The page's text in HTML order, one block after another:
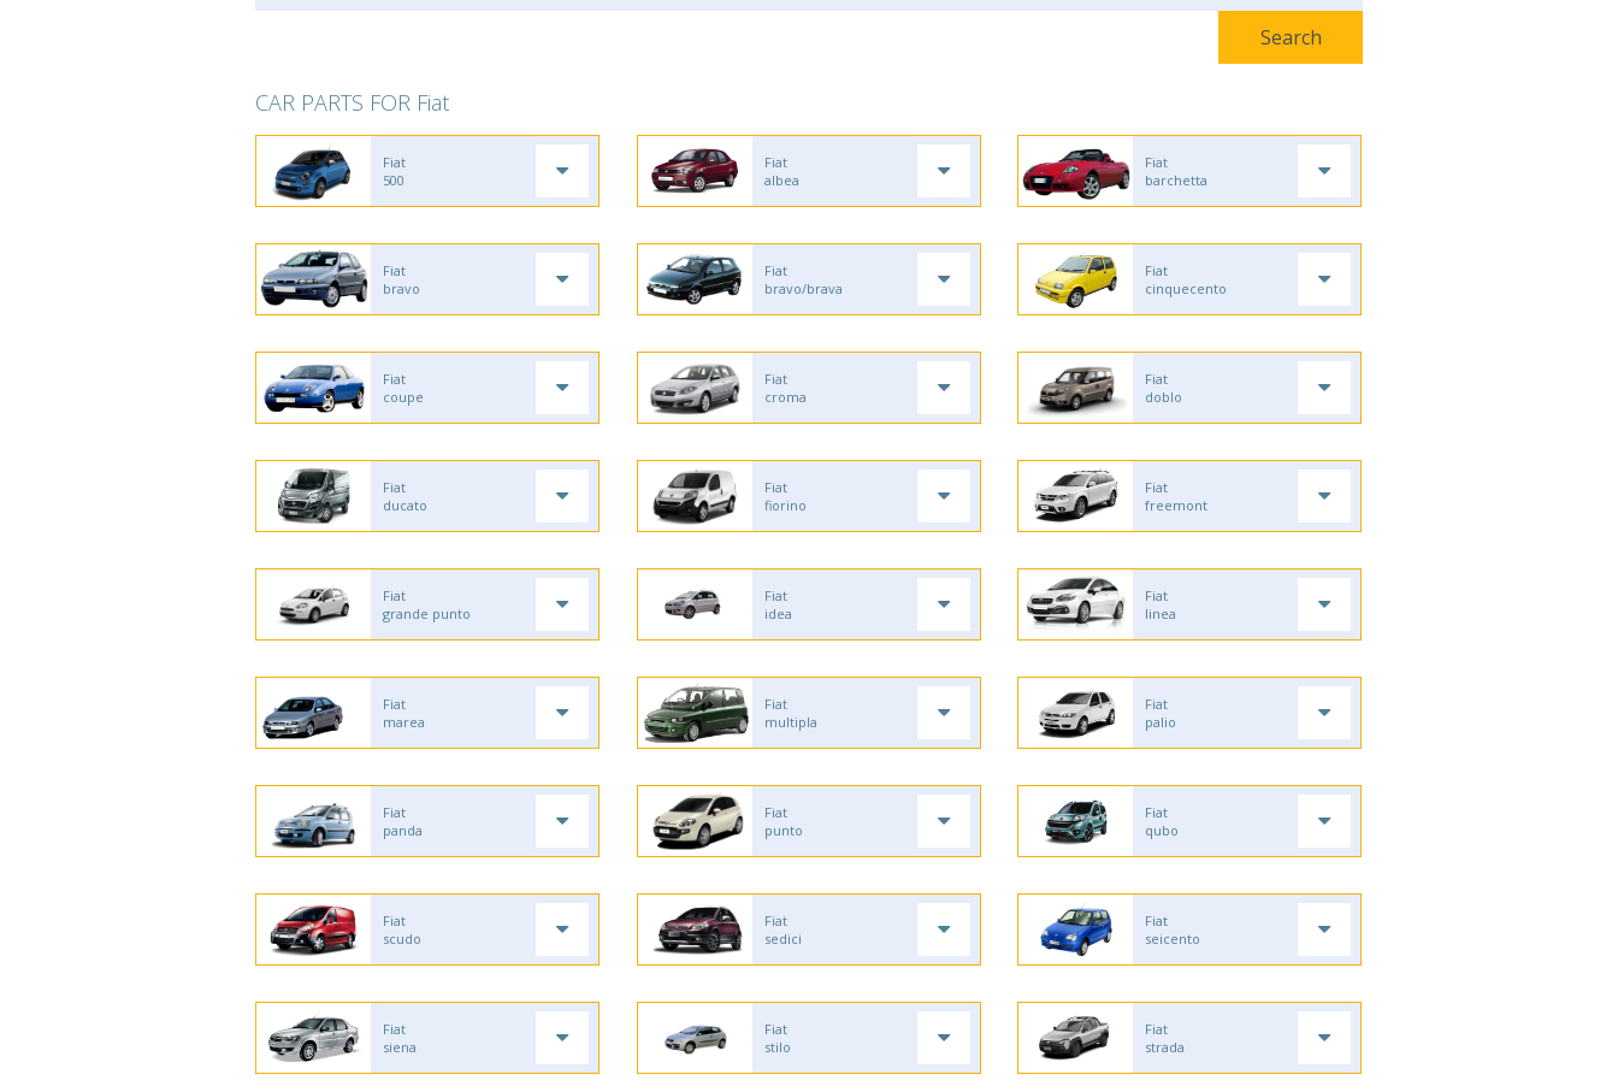
CAR PARTS FOR Fiat
Fiat
500
Fiat
albea
Fiat
barchetta
Fiat
bravo
Fiat
bravo/brava
Fiat
cinquecento
Fiat
coupe
Fiat
croma
Fiat
doblo
Fiat
ducato
Fiat
fiorino
Fiat
freemont
Fiat
grande punto
Fiat
idea
Fiat
linea
Fiat
marea
Fiat
multipla
Fiat
palio
Fiat
panda
Fiat
punto
Fiat
qubo
Fiat
scudo
Fiat
sedici
Fiat
seicento
Fiat
siena
Fiat
stilo
Fiat
strada